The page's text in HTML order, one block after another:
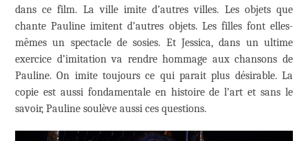
dans ce film. La ville imite d’autres villes. Les objets que
chante Pauline imitent d’autres objets. Les filles font elles-
mêmes un spectacle de sosies. Et Jessica, dans un ultime
exercice d’imitation va rendre hommage aux chansons de
Pauline. On imite toujours ce qui parait plus désirable. La
copie est aussi fondamentale en histoire de l’art et sans le
savoir, Pauline soulève aussi ces questions.